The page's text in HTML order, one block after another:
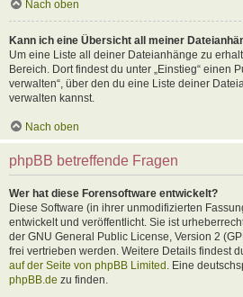
Nach oben
Kann ich eine Übersicht all meiner
Um eine Liste all deiner Dateianhänge zu
Bereich. Dort findest du unter „Einstieg“ einen
verwalten“, über den du eine Liste deiner
verwalten kannst.
Nach oben
phpBB betreffende Fragen
Wer hat diese Forensoftware entwickelt?
Diese Software (in ihrer unmodifizierten
entwickelt und veröffentlicht. Sie ist
der GNU General Public License, Version 2
frei vertrieben werden. Weitere Details findest
auf der Seite von phpBB Limited . Eine
phpBB.de zu finden.